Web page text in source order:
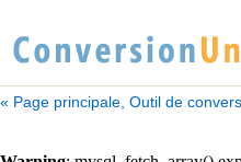
« Page principale, Outil de